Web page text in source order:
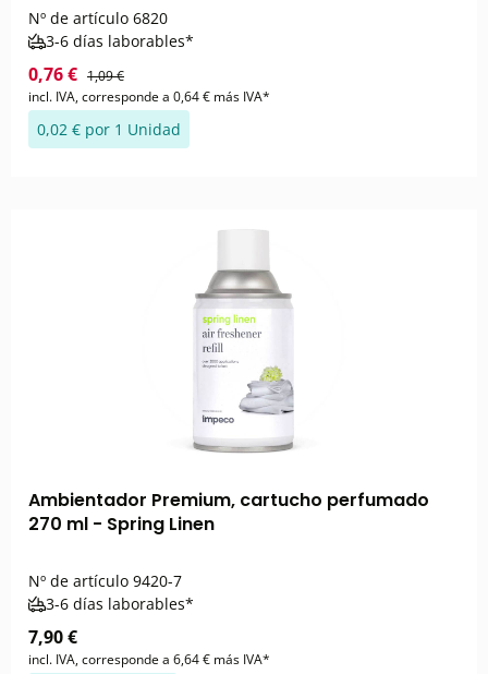
Nº de artículo 6820
3-6 días laborables*
0,76 € 1,09 €
incl. IVA, corresponde a 0,64 € más IVA*
0,02 € por 1 Unidad
Ambientador Premium, cartucho perfumado
270 ml - Spring Linen
Nº de artículo 9420-7
3-6 días laborables*
7,90 €
incl. IVA, corresponde a 6,64 € más IVA*